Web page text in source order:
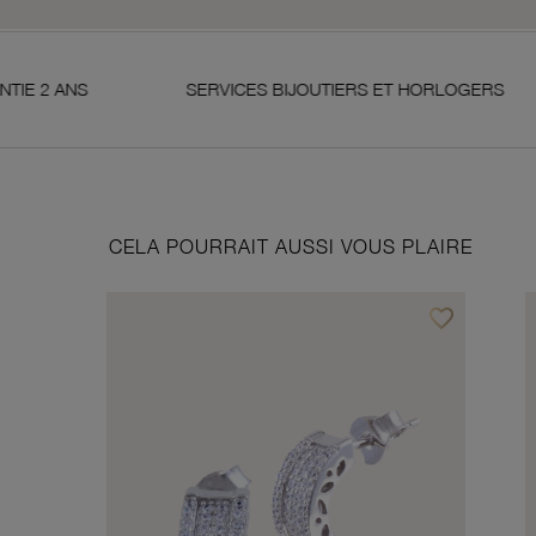
SERVICES BIJOUTIERS ET HORLOGERS
CELA POURRAIT AUSSI VOUS PLAIRE
favorite_borderAjouter à vos